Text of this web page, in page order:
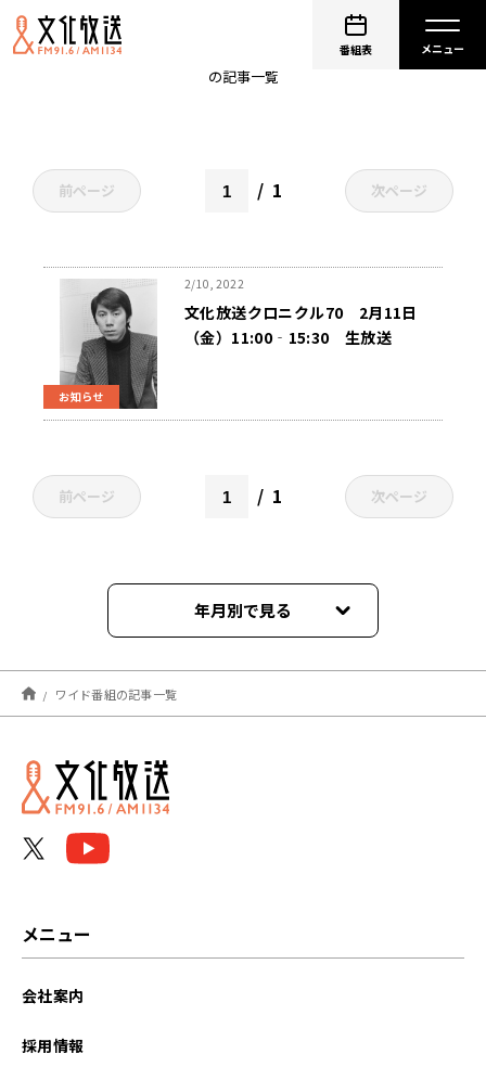
番組表
の記事一覧
前ページ 1 次ページ
お知らせ
2/10, 2022
文化放送クロニクル70 2月11日
（金）11:00‐15:30 生放送
前ページ 1 次ページ
年月別で見る
2022年02月
ワイド番組の記事一覧
メニュー
会社案内
採用情報